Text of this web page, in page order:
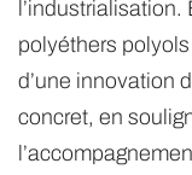
polyéthers
d’une innovation
concret, en